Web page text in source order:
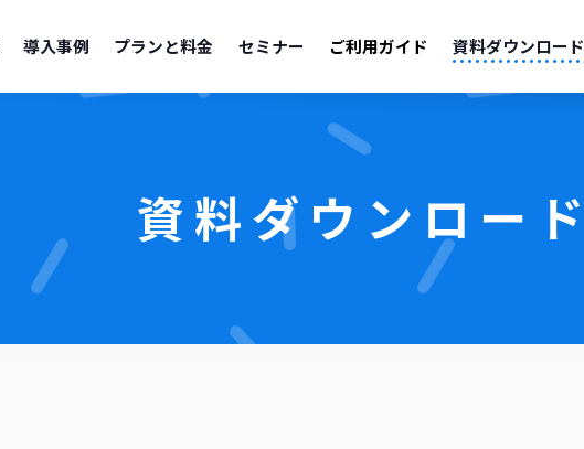
導入事例 プランと料金 セミナー ご利用ガイド 資料ダウンロード
資料ダウンロード